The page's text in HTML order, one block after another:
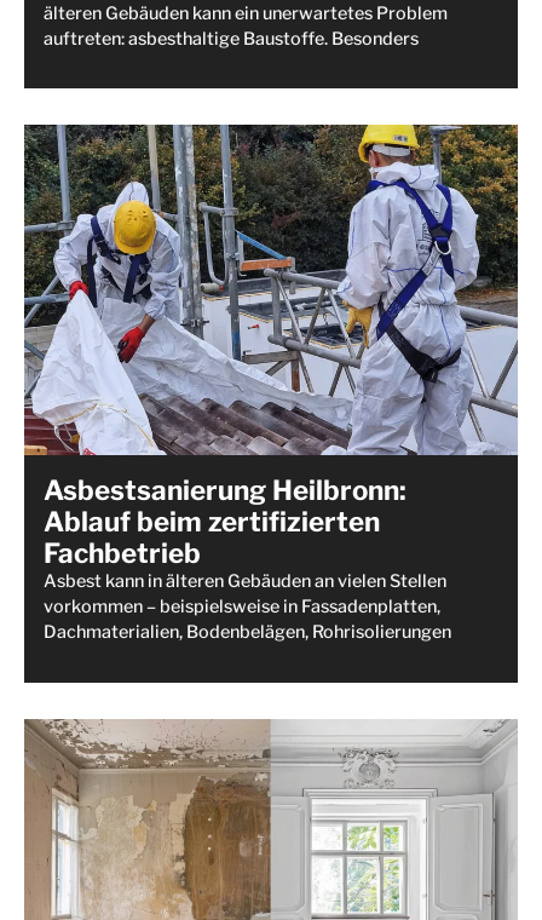
älteren Gebäuden kann ein unerwartetes Problem
auftreten: asbesthaltige Baustoffe. Besonders
Asbestsanierung Heilbronn:
Ablauf beim zertifizierten
Fachbetrieb
Asbest kann in älteren Gebäuden an vielen Stellen
vorkommen – beispielsweise in Fassadenplatten,
Dachmaterialien, Bodenbelägen, Rohrisolierungen